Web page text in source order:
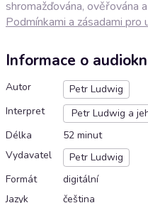
shromažďována, ověřována
Podmínkami a zásadami pro
Informace o
Autor
Petr Ludwig
Interpret
Petr Ludwig a
Délka
52 minut
Vydavatel
Petr Ludwig
Formát
digitální
Jazyk
čeština